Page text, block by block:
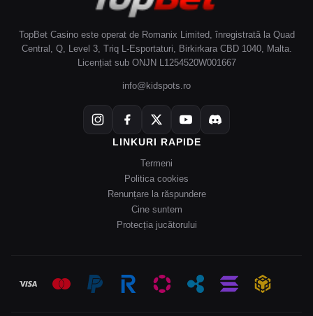
TopBet Casino este operat de Romanix Limited, înregistrată la Quad
Central, Q, Level 3, Triq L-Esportaturi, Birkirkara CBD 1040, Malta.
Licențiat sub ONJN L1254520W001667
info@kidspots.ro
LINKURI RAPIDE
Termeni
Politica cookies
Renunțare la răspundere
Cine suntem
Protecția jucătorului